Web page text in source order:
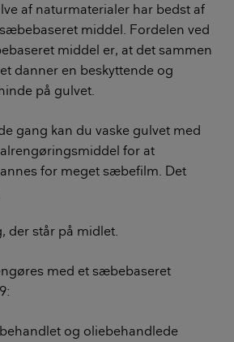
af naturmaterialer har bedst af
middel. Fordelen ved
middel er, at det sammen
danner en beskyttende og
på gulvet.
gang kan du vaske gulvet med
for at
for meget sæbefilm. Det
der står på midlet.
med et sæbebaseret
og oliebehandlede